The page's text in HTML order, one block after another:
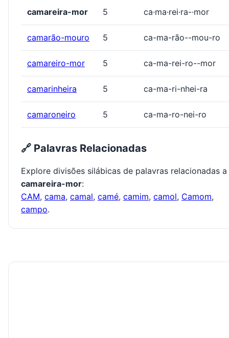
camareira-mor 5 ca·ma·rei·ra-·mor
camarão-mouro 5 ca-ma-rão--mou-ro
camareiro-mor 5 ca-ma-rei-ro--mor
camarinheira 5 ca-ma-ri-nhei-ra
camaroneiro 5 ca-ma-ro-nei-ro
🔗 Palavras Relacionadas
Explore divisões silábicas de palavras relacionadas a
camareira-mor:
CAM, cama, camal, camé, camim, camol, Camom,
campo.